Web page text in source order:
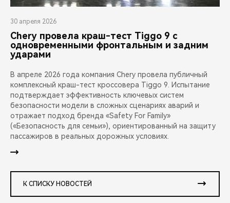
30 апреля 2026
Chery провела краш-тест Tiggo 9 с
одновременными фронтальным и задним
ударами
В апреле 2026 года компания Chery провела публичный
комплексный краш-тест кроссовера Tiggo 9. Испытание
подтверждает эффективность ключевых систем
безопасности модели в сложных сценариях аварий и
отражает подход бренда «Safety For Family»
(«Безопасность для семьи»), ориентированный на защиту
пассажиров в реальных дорожных условиях.
К СПИСКУ НОВОСТЕЙ